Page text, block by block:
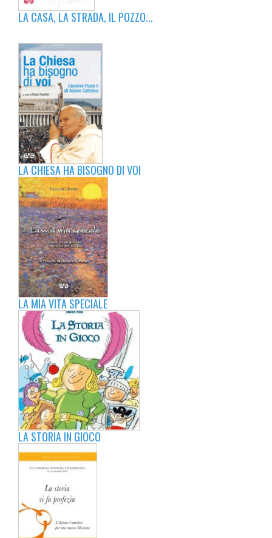
LA CASA, LA STRADA, IL POZZO...
LA CHIESA HA BISOGNO DI VOI
LA MIA VITA SPECIALE
LA STORIA IN GIOCO